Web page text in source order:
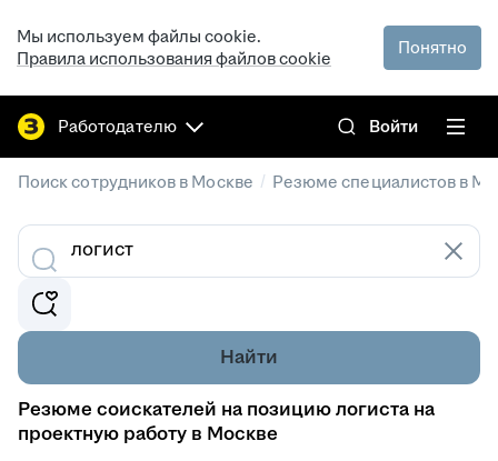
Мы используем файлы cookie.
Правила использования файлов cookie
Понятно
Работодателю Войти
Поиск сотрудников в Москве / Резюме специалистов в
Найти
Резюме соискателей на позицию логиста на
проектную работу в Москве